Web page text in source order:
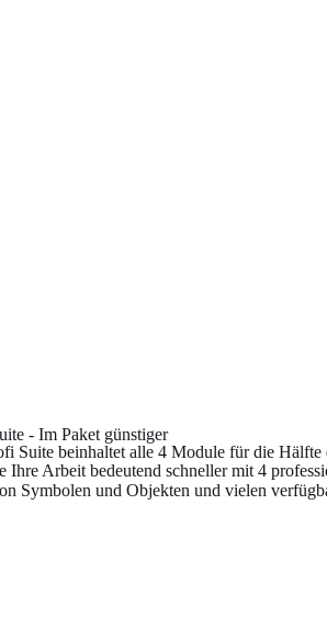
- Im Paket günstiger
Suite beinhaltet alle 4 Module für die Hälfte
Ihre Arbeit bedeutend schneller mit 4
Symbolen und Objekten und vielen